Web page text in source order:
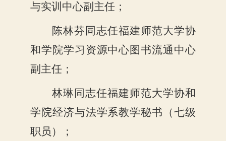
与实训中心副主任；
陈林芬同志任福建师范大学协
和学院学习资源中心图书流通中心
副主任；
林琳同志任福建师范大学协和
学院经济与法学系教学秘书（七级
职员）；